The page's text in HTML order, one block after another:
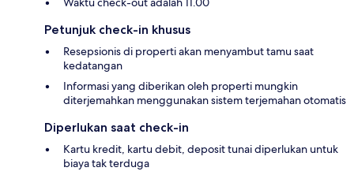
Petunjuk check-in khusus
Resepsionis di properti akan menyambut tamu saat
kedatangan
Informasi yang diberikan oleh properti mungkin
diterjemahkan menggunakan sistem terjemahan otomatis
Diperlukan saat check-in
Kartu kredit, kartu debit, deposit tunai diperlukan untuk
biaya tak terduga